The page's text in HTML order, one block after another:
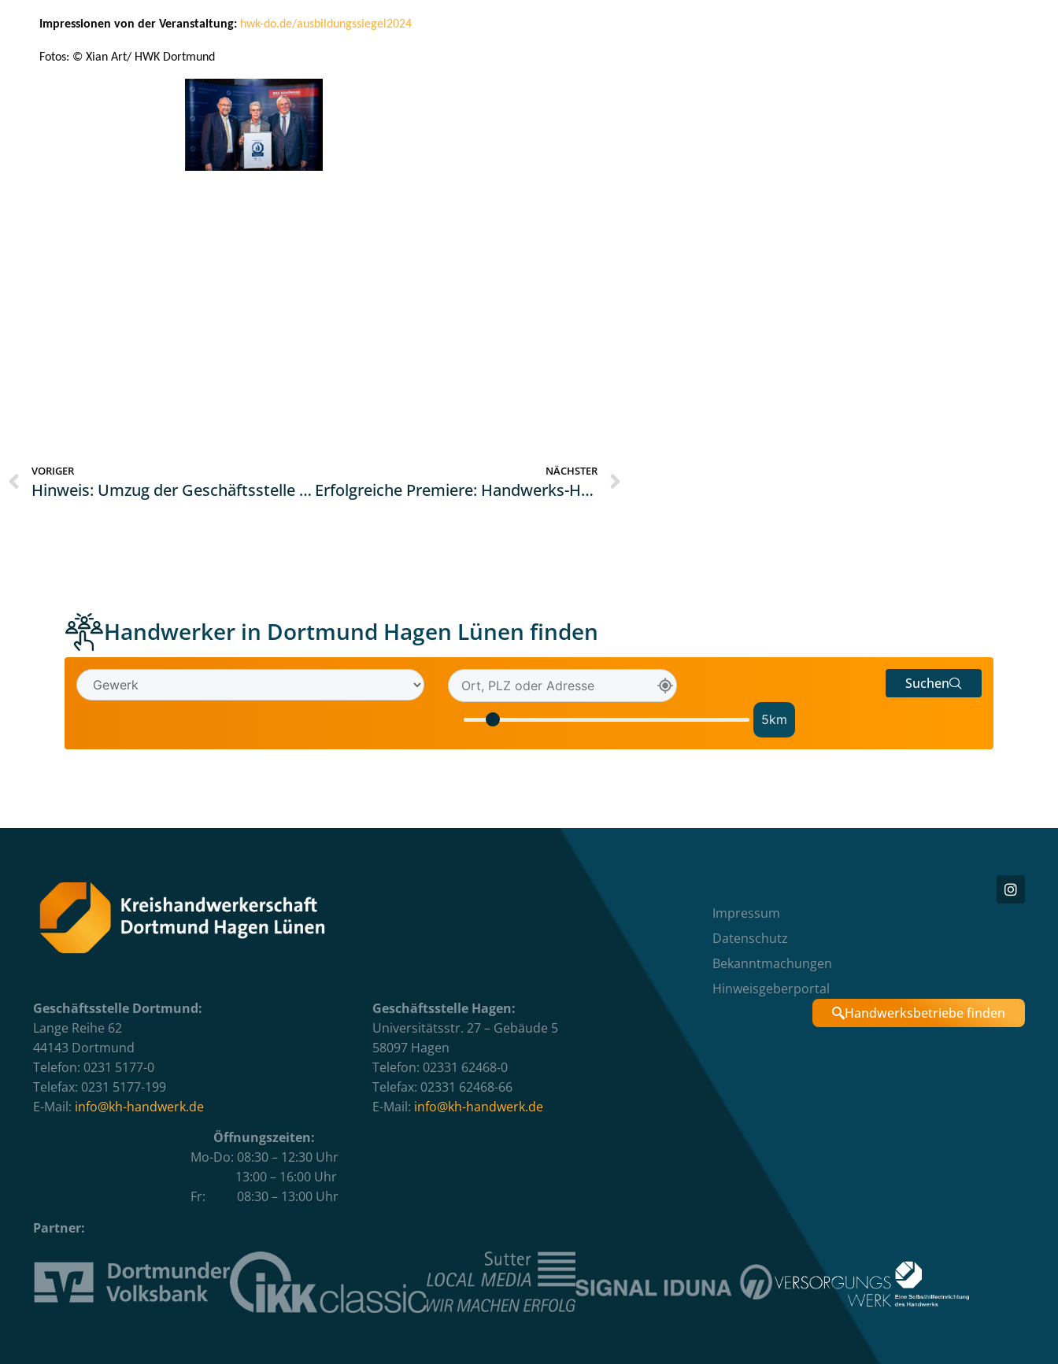
Impressionen von der Veranstaltung: hwk-do.de/ausbildungssiegel2024
Fotos: © Xian Art/ HWK Dortmund
VORIGER
Hinweis: Umzug der Geschäftsstelle Hagen zum 01.10.2024
NÄCHSTER
Erfolgreiche Premiere: Handwerks-Herbst erhält eine Fortsetzung
Handwerker in Dortmund Hagen Lünen finden
5km
Suchen
Impressum
Datenschutz
Bekanntmachungen
Hinweisgeberportal
Geschäftsstelle Dortmund:
Lange Reihe 62
44143 Dortmund
Telefon: 0231 5177-0
Telefax: 0231 5177-199
E-Mail: info@kh-handwerk.de
Geschäftsstelle Hagen:
Universitätsstr. 27 – Gebäude 5
58097 Hagen
Telefon: 02331 62468-0
Telefax: 02331 62468-66
E-Mail: info@kh-handwerk.de
Handwerksbetriebe finden
Öffnungszeiten:
Mo-Do: 08:30 – 12:30 Uhr
13:00 – 16:00 Uhr
Fr: 08:30 – 13:00 Uhr
Partner: